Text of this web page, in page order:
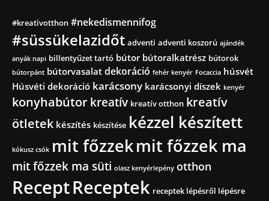
#kreativotthon #nekedismennifog
#süssükelazidőt adventi adventi koszorú ajándék
anyák napi billentyűzet tartó bútor bútoralkatrész bútorok
bútorpánt bútorvasalat dekoráció fehér kenyér Focaccia húsvét
Húsvéti dekoráció karácsony karácsonyi díszek kenyér
konyhabútorkreatív kreatív otthon kreatív
ötletek készítés készítése kézzel készített
kókusz csók mit főzzekmit főzzek ma
mit főzzek ma süti olasz kenyérlepény otthon
ReceptReceptek receptek lépésről lépésre